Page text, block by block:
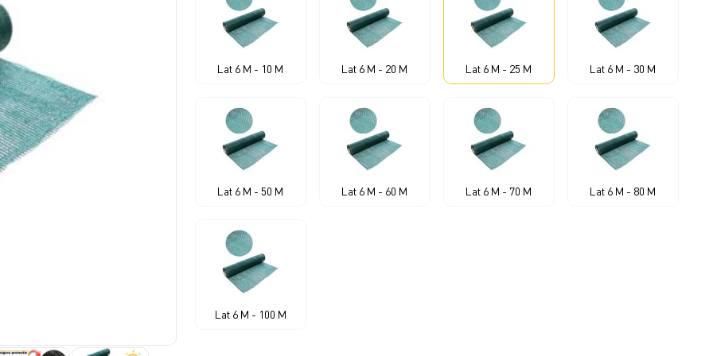
Lat 6 M - 10 M Lat 6 M - 20 M Lat 6 M - 25 M Lat 6 M - 30 M
Lat 6 M - 50 M Lat 6 M - 60 M Lat 6 M - 70 M Lat 6 M - 80 M
Lat 6 M - 100 M